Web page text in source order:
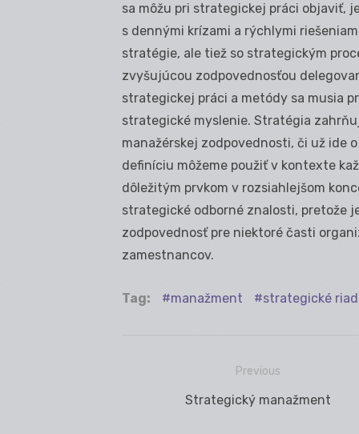
sa môžu pri strategickej práci objaviť,
s dennými krízami a rýchlymi
stratégie, ale tiež so strategickým
zvyšujúcou zodpovednosťou
strategickej práci a metódy sa musia
strategické myslenie. Stratégia
manažérskej zodpovednosti, či už ide
definíciu môžeme použiť v kontexte
dôležitým prvkom v rozsiahlejšom
strategické odborné znalosti, pretože
zodpovednosť pre niektoré časti
zamestnancov.
Tag: manažment strategické
Navigácia
Previous
Previous
Strategický manažment